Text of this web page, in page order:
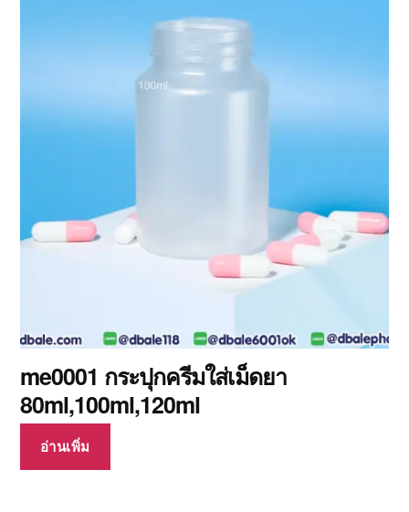
me0001 กระปุกครีมใส่เม็ดยา
80ml,100ml,120ml
อ่านเพิ่ม